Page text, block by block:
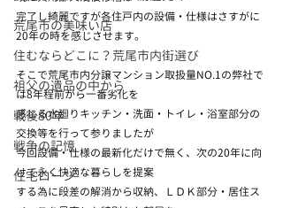
荒尾市の美味い店
住むならどこに？荒尾市内街選び
祖父の遺品の中から
戦後80年
戦争の記憶
住宅ローン
完了し綺麗ですが各住戸内の設備・仕様はさすがに
20年の時を感じさせます。
そこで荒尾市内分譲マンション取扱量NO.1の弊社で
は8年程前から一番劣化を
感じる水廻りキッチン・洗面・トイレ・浴室部分の
交換等を行って参りましたが
今回設備・仕様の最新化だけで無く、次の20年に向
けて永く快適な暮らしを提案
する為に段差の解消から収納、ＬＤＫ部分・居住ス